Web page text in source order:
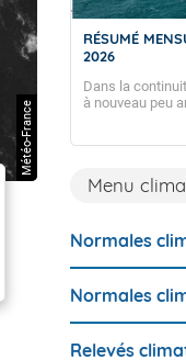
Météo-France
LE
ET
RÉSUMÉ
2026
Dans la
à nouveau peu
Menu
Normales
Normales
Relevés